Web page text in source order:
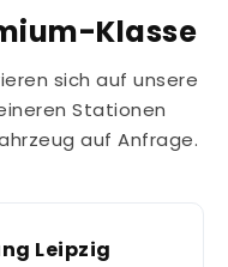
Klasse
sich auf unsere
Stationen
auf Anfrage.
Leipzig